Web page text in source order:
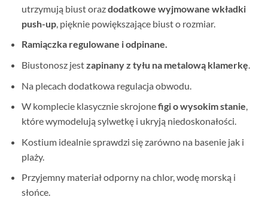
utrzymują biust orazdodatkowe wyjmowane wkładki
push-up, pięknie powiększające biust o rozmiar.
Ramiączka regulowane i odpinane.
Biustonosz jestzapinany z tyłu na metalową klamerkę.
Na plecach dodatkowa regulacja obwodu.
W komplecie klasycznie skrojonefigi o wysokim stanie,
które wymodelują sylwetkę i ukryją niedoskonałości.
Kostium idealnie sprawdzi się zarówno na basenie jak i
plaży.
Przyjemny materiał odporny na chlor, wodę morską i
słońce.